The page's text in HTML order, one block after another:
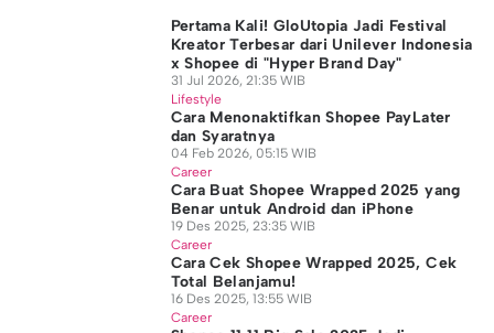
Pertama Kali! GloUtopia Jadi Festival
Kreator Terbesar dari Unilever Indonesia
x Shopee di "Hyper Brand Day"
31 Jul 2026, 21:35 WIB
Lifestyle
Cara Menonaktifkan Shopee PayLater
dan Syaratnya
04 Feb 2026, 05:15 WIB
Career
Cara Buat Shopee Wrapped 2025 yang
Benar untuk Android dan iPhone
19 Des 2025, 23:35 WIB
Career
Cara Cek Shopee Wrapped 2025, Cek
Total Belanjamu!
16 Des 2025, 13:55 WIB
Career